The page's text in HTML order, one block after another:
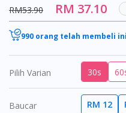
RM53.90 RM 37.10
990 orang telah membeli ini
Pilih Varian 30s
Baucar RM 12